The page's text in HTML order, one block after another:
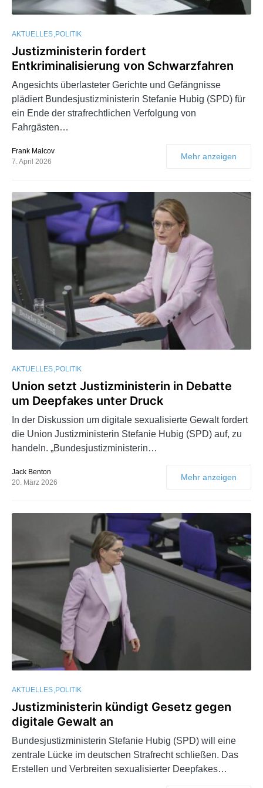
AKTUELLES POLITIK
Justizministerin fordert
Entkriminalisierung von Schwarzfahren
Angesichts überlasteter Gerichte und Gefängnisse
plädiert Bundesjustizministerin Stefanie Hubig (SPD) für
ein Ende der strafrechtlichen Verfolgung von
Fahrgästen…
Frank Malcov
7. April 2026
Mehr anzeigen
AKTUELLES POLITIK
Union setzt Justizministerin in Debatte
um Deepfakes unter Druck
In der Diskussion um digitale sexualisierte Gewalt fordert
die Union Justizministerin Stefanie Hubig (SPD) auf, zu
handeln. „Bundesjustizministerin…
Jack Benton
20. März 2026
Mehr anzeigen
AKTUELLES POLITIK
Justizministerin kündigt Gesetz gegen
digitale Gewalt an
Bundesjustizministerin Stefanie Hubig (SPD) will eine
zentrale Lücke im deutschen Strafrecht schließen. Das
Erstellen und Verbreiten sexualisierter Deepfakes…